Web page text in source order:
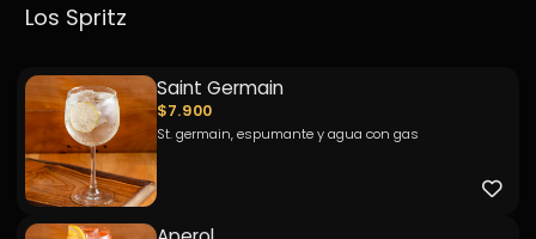
Los Spritz
Saint Germain
$7.900
St. germain, espumante y agua con gas